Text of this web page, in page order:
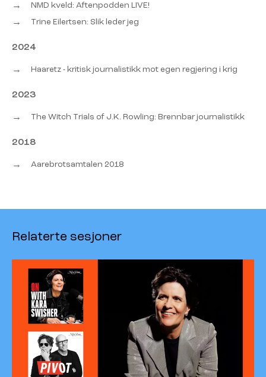
→ NMD kveld: Aftenpodden LIVE!
→ Trine Eilertsen: Slik leder jeg
2024
→ Haaretz - kritisk journalistikk mot egen regjering i krig
2023
→ The Witch Trials of J.K. Rowling: Brennbar journalistikk
2018
→ Aarebrotsamtalen 2018
Relaterte sesjoner